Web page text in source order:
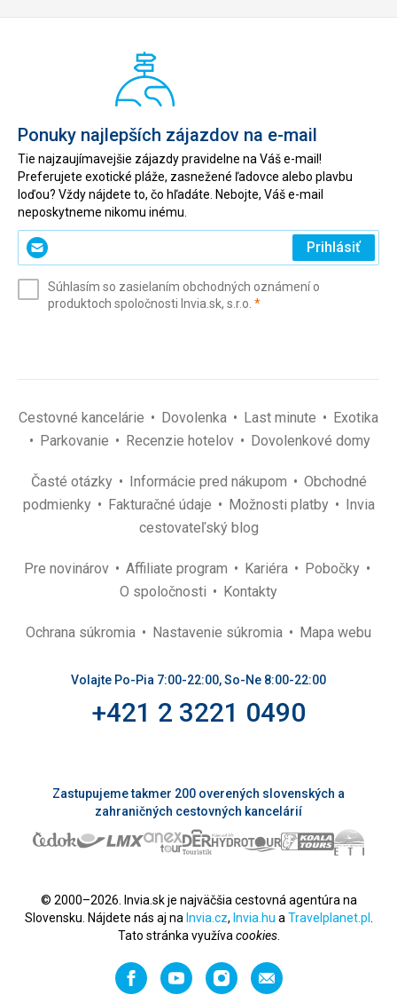
Ponuky najlepších zájazdov na e-mail
Tie najzaujímavejšie zájazdy pravidelne na Váš e-mail!
Preferujete exotické pláže, zasnežené ľadovce alebo plavbu
loďou? Vždy nájdete to, čo hľadáte. Nebojte, Váš e-mail
neposkytneme nikomu inému.
Zadajte
svoj
(povinné)
Prihlásiť
Súhlasím so zasielaním obchodných oznámení o
produktoch spoločnosti Invia.sk, s.r.o. *(povinné)
Cestovné kancelárie Dovolenka Last minute
Exotika
Parkovanie
Recenzie hotelov Dovolenkové domy
Časté otázky Informácie pred nákupom
Obchodné
podmienky
Fakturačné údaje Možnosti platby
Invia
cestovateľský blog
Pre novinárov Affiliate program Kariéra
Pobočky
O spoločnosti
Kontakty
Ochrana súkromia Nastavenie súkromia Mapa webu
Volajte Po-Pia 7:00-22:00, So-Ne 8:00-22:00
+421 2 3221 0490
Zastupujeme takmer 200 overených slovenských a
zahraničných cestovných kancelárií
© 2000–2026. Invia.sk je najväčšia cestovná agentúra na
Slovensku. Nájdete nás aj na Invia.cz, Invia.hu a Travelplanet.pl
Tato stránka využíva cookies.
FacebookYouTubeInstagramOdporučiť